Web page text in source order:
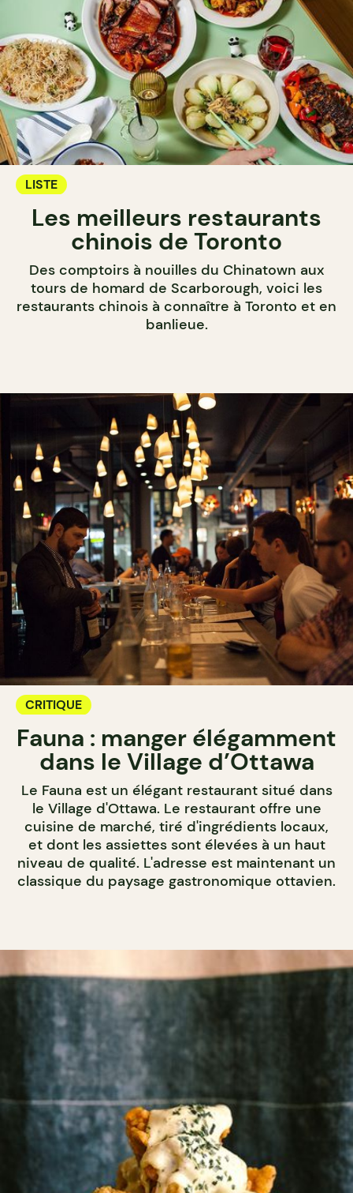
LISTE
Les meilleurs restaurants
chinois de Toronto
Des comptoirs à nouilles du Chinatown aux
tours de homard de Scarborough, voici les
restaurants chinois à connaître à Toronto et en
banlieue.
CRITIQUE
Fauna : manger élégamment
dans le Village d’Ottawa
Le Fauna est un élégant restaurant situé dans
le Village d'Ottawa. Le restaurant offre une
cuisine de marché, tiré d'ingrédients locaux,
et dont les assiettes sont élevées à un haut
niveau de qualité. L'adresse est maintenant un
classique du paysage gastronomique ottavien.